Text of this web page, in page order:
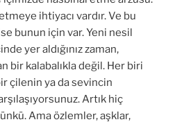
ihtiyacı vardır. Ve bu
bunun için var. Yeni nesil
yer aldığınız zaman,
bir kalabalıkla değil. Her biri
çilenin ya da sevincin
Artık hiç
Ama özlemler, aşklar,